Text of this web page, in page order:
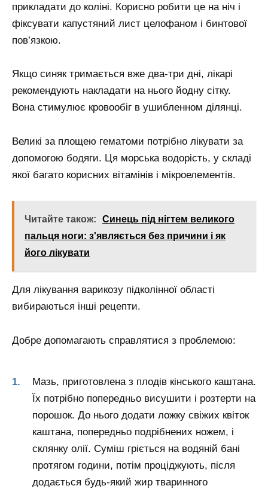
прикладати до коліні. Корисно робити це на ніч і
фіксувати капустяний лист целофаном і бинтової
пов’язкою.
Якщо синяк тримається вже два-три дні, лікарі
рекомендують накладати на нього йодну сітку.
Вона стимулює кровообіг в ушибленном ділянці.
Великі за площею гематоми потрібно лікувати за
допомогою бодяги. Ця морська водорість, у складі
якої багато корисних вітамінів і мікроелементів.
Читайте також:
Синець під нігтем великого
пальця ноги: з'являється без причини і як
його лікувати
Для лікування варикозу підколінної області
вибираються інші рецепти.
Добре допомагають справлятися з проблемою:
Мазь, приготовлена з плодів кінського каштана.
Їх потрібно попередньо висушити і розтерти на
порошок. До нього додати ложку свіжих квіток
каштана, попередньо подрібнених ножем, і
склянку олії. Суміш гріється на водяній бані
протягом години, потім проціджують, після
додається будь-який жир тваринного